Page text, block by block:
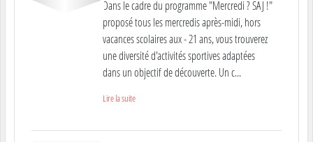
Dans le cadre du programme "Mercredi ? SAJ !"
proposé tous les mercredis après-midi, hors
vacances scolaires aux - 21 ans, vous trouverez
une diversité d'activités sportives adaptées
dans un objectif de découverte. Un c...
Lire la suite